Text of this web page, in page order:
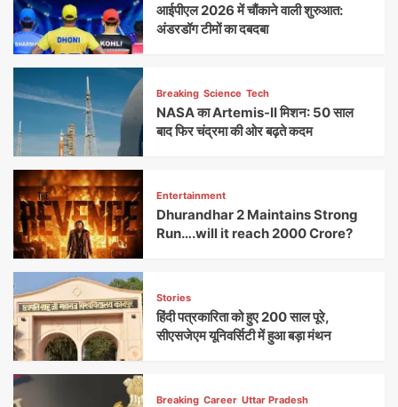
आईपीएल 2026 में चौंकाने वाली शुरुआत:
अंडरडॉग टीमों का दबदबा
Breaking Science Tech
NASA का Artemis-II मिशन: 50 साल
बाद फिर चंद्रमा की ओर बढ़ते कदम
Entertainment
Dhurandhar 2 Maintains Strong
Run….will it reach 2000 Crore?
Stories
हिंदी पत्रकारिता को हुए 200 साल पूरे,
सीएसजेएम यूनिवर्सिटी में हुआ बड़ा मंथन
Breaking Career Uttar Pradesh